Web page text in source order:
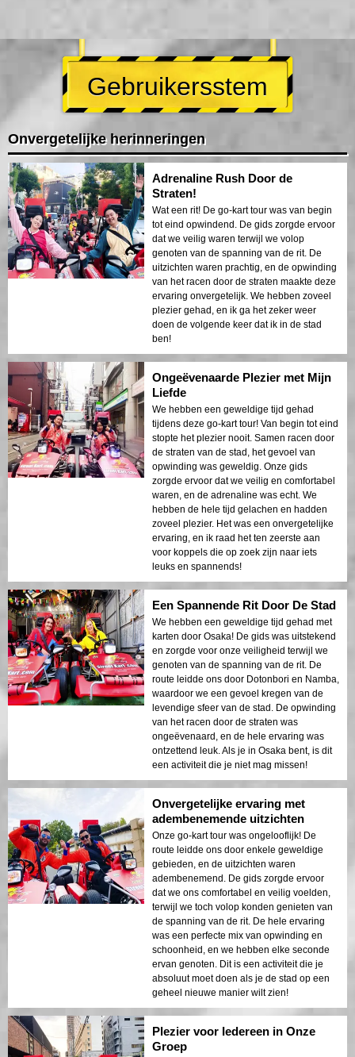
Gebruikersstem
Onvergetelijke herinneringen
Adrenaline Rush Door de
Straten!
Wat een rit! De go-kart tour was van begin
tot eind opwindend. De gids zorgde ervoor
dat we veilig waren terwijl we volop
genoten van de spanning van de rit. De
uitzichten waren prachtig, en de opwinding
van het racen door de straten maakte deze
ervaring onvergetelijk. We hebben zoveel
plezier gehad, en ik ga het zeker weer
doen de volgende keer dat ik in de stad
ben!
Ongeëvenaarde Plezier met Mijn
Liefde
We hebben een geweldige tijd gehad
tijdens deze go-kart tour! Van begin tot eind
stopte het plezier nooit. Samen racen door
de straten van de stad, het gevoel van
opwinding was geweldig. Onze gids
zorgde ervoor dat we veilig en comfortabel
waren, en de adrenaline was echt. We
hebben de hele tijd gelachen en hadden
zoveel plezier. Het was een onvergetelijke
ervaring, en ik raad het ten zeerste aan
voor koppels die op zoek zijn naar iets
leuks en spannends!
Een Spannende Rit Door De Stad
We hebben een geweldige tijd gehad met
karten door Osaka! De gids was uitstekend
en zorgde voor onze veiligheid terwijl we
genoten van de spanning van de rit. De
route leidde ons door Dotonbori en Namba,
waardoor we een gevoel kregen van de
levendige sfeer van de stad. De opwinding
van het racen door de straten was
ongeëvenaard, en de hele ervaring was
ontzettend leuk. Als je in Osaka bent, is dit
een activiteit die je niet mag missen!
Onvergetelijke ervaring met
adembenemende uitzichten
Onze go-kart tour was ongelooflijk! De
route leidde ons door enkele geweldige
gebieden, en de uitzichten waren
adembenemend. De gids zorgde ervoor
dat we ons comfortabel en veilig voelden,
terwijl we toch volop konden genieten van
de spanning van de rit. De hele ervaring
was een perfecte mix van opwinding en
schoonheid, en we hebben elke seconde
ervan genoten. Dit is een activiteit die je
absoluut moet doen als je de stad op een
geheel nieuwe manier wilt zien!
Plezier voor Iedereen in Onze
Groep